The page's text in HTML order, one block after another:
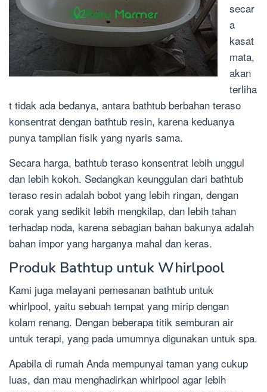
secar
a
kasat
mata,
akan
terliha
t tidak ada bedanya, antara bathtub berbahan teraso
konsentrat dengan bathtub resin, karena keduanya
punya tampilan fisik yang nyaris sama.
Secara harga, bathtub teraso konsentrat lebih unggul
dan lebih kokoh. Sedangkan keunggulan dari bathtub
teraso resin adalah bobot yang lebih ringan, dengan
corak yang sedikit lebih mengkilap, dan lebih tahan
terhadap noda, karena sebagian bahan bakunya adalah
bahan impor yang harganya mahal dan keras.
Produk Bathtup untuk Whirlpool
Kami juga melayani pemesanan bathtub untuk
whirlpool, yaitu sebuah tempat yang mirip dengan
kolam renang. Dengan beberapa titik semburan air
untuk terapi, yang pada umumnya digunakan untuk spa.
Apabila di rumah Anda mempunyai taman yang cukup
luas, dan mau menghadirkan whirlpool agar lebih